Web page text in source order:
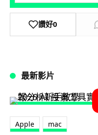
讚好0
最新影片
Apple mac